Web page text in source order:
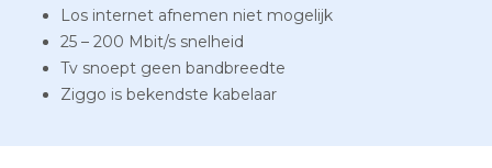
Los internet afnemen niet mogelijk
25 – 200 Mbit/s snelheid
Tv snoept geen bandbreedte
Ziggo is bekendste kabelaar